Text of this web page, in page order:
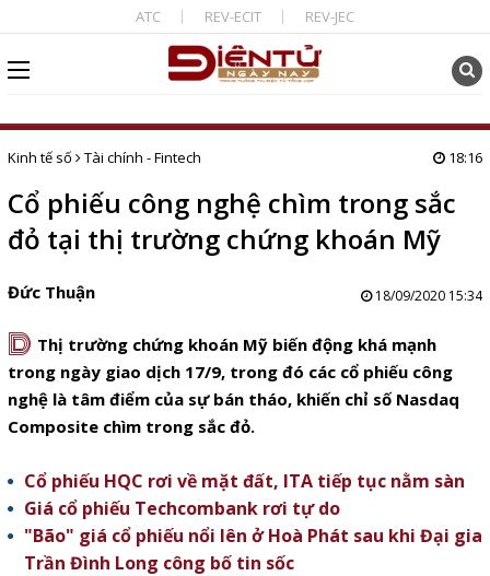
ATC REV-ECIT REV-JEC
Kinh tế số Tài chính - Fintech 18:16
Cổ phiếu công nghệ chìm trong sắc
đỏ tại thị trường chứng khoán Mỹ
Đức Thuận 18/09/2020 15:34
D Thị trường chứng khoán Mỹ biến động khá mạnh
trong ngày giao dịch 17/9, trong đó các cổ phiếu công
nghệ là tâm điểm của sự bán tháo, khiến chỉ số Nasdaq
Composite chìm trong sắc đỏ.
Cổ phiếu HQC rơi về mặt đất, ITA tiếp tục nằm sàn
Giá cổ phiếu Techcombank rơi tự do
"Bão" giá cổ phiếu nổi lên ở Hoà Phát sau khi Đại gia
Trần Đình Long công bố tin sốc